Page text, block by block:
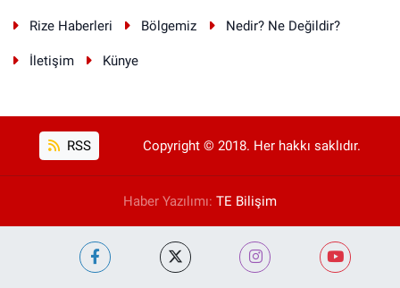
Rize Haberleri Bölgemiz Nedir? Ne Değildir?
İletişim Künye
RSS Copyright © 2018. Her hakkı saklıdır.
Haber Yazılımı: TE Bilişim